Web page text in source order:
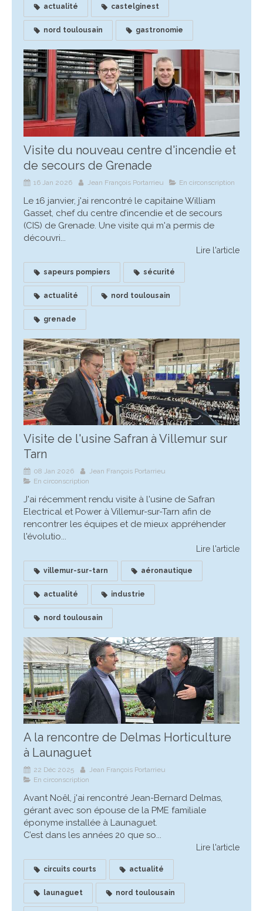
actualité castelginest
nord toulousain gastronomie
Visite du nouveau centre d'incendie et
de secours de Grenade
16 Jan 2026 Jean François Portarrieu En circonscription
Le 16 janvier, j'ai rencontré le capitaine William
Gasset, chef du centre d’incendie et de secours
(CIS) de Grenade. Une visite qui m'a permis de
découvri...
Lire l'article
sapeurs pompiers sécurité
actualité nord toulousain
grenade
Visite de l'usine Safran à Villemur sur
Tarn
08 Jan 2026
Jean François Portarrieu
En circonscription
J'ai récemment rendu visite à l'usine de Safran
Electrical et Power à Villemur-sur-Tarn afin de
rencontrer les équipes et de mieux appréhender
l'évolutio...
Lire l'article
villemur-sur-tarn aéronautique
actualité industrie
nord toulousain
A la rencontre de Delmas Horticulture
à Launaguet
22 Déc 2025
Jean François Portarrieu
En circonscription
Avant Noêl, j'ai rencontré Jean-Bernard Delmas,
gérant avec son épouse de la PME familiale
éponyme installée à Launaguet.
C’est dans les années 20 que so...
Lire l'article
circuits courts actualité
launaguet nord toulousain